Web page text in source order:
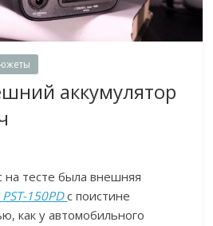
аккумулятор
на тесте была внешняя
PST-150PDс поистине
как у автомобильного